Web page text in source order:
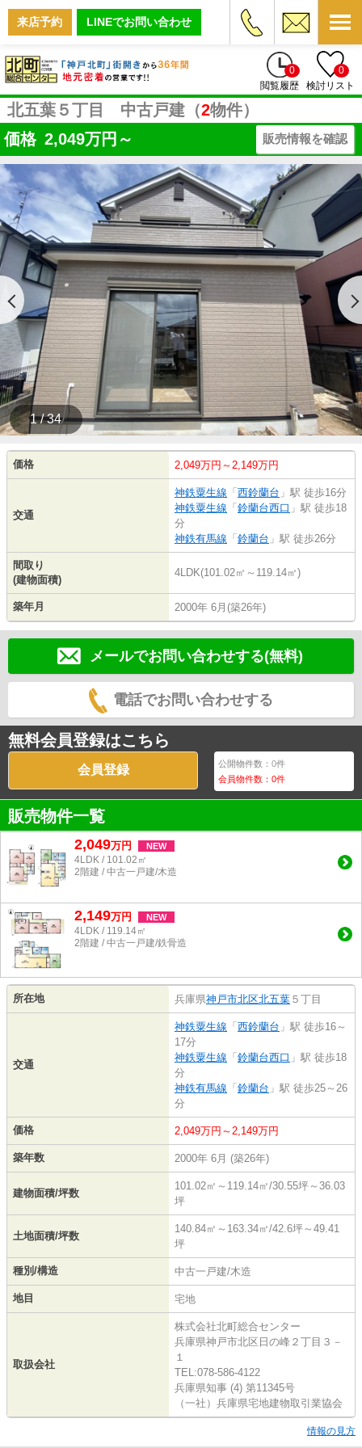
来店予約 LINEでお問い合わせ
0
閲覧履歴
0
検討リスト
北五葉５丁目 中古戸建（2物件）
価格 2,049万円～ 販売情報を確認
1 / 34
価格 2,049万円～2,149万円
交通
神鉄粟生線 「 西鈴蘭台 」駅 徒歩16分
神鉄粟生線 「 鈴蘭台西口 」駅 徒歩18
分
神鉄有馬線 「 鈴蘭台 」駅 徒歩26分
間取り
(建物面積)
4LDK(101.02㎡～119.14㎡)
築年月 2000年 6月(築26年)
メールでお問い合わせする(無料)
電話でお問い合わせする
無料会員登録はこちら
会員登録 公開物件数：0件
会員物件数：0件
販売物件一覧
2,049万円 NEW
4LDK / 101.02㎡
2階建 / 中古一戸建/木造
2,149万円 NEW
4LDK / 119.14㎡
2階建 / 中古一戸建/鉄骨造
所在地 兵庫県神戸市北区北五葉 ５丁目
交通
神鉄粟生線 「 西鈴蘭台 」駅 徒歩16～
17分
神鉄粟生線 「 鈴蘭台西口 」駅 徒歩18
分
神鉄有馬線 「 鈴蘭台 」駅 徒歩25～26
分
価格 2,049万円～2,149万円
築年数 2000年 6月 (築26年)
建物面積/坪数
101.02㎡～119.14㎡/30.55坪～36.03
坪
土地面積/坪数
140.84㎡～163.34㎡/42.6坪～49.41
坪
種別/構造 中古一戸建/木造
地目 宅地
取扱会社
株式会社北町総合センター
兵庫県神戸市北区日の峰２丁目３－
１
TEL:078-586-4122
兵庫県知事 (4) 第11345号
（一社）兵庫県宅地建物取引業協会
情報の見方